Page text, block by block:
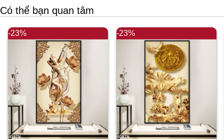
Có thể bạn quan tâm
-23% -23%